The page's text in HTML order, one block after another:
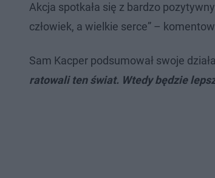
Akcja spotkała się z bardzo
człowiek, a wielkie serce” –
Sam Kacper podsumował swoje
ratowali ten świat. Wtedy będzie